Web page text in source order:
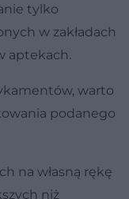
tylko
w zakładach
aptekach.
warto
podanego
na własną rękę
niż